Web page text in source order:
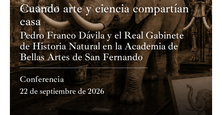
"Remember Enescu" (Rumanía).
Academia
Cuando arte y ciencia compartían
casa
Pedro Franco Dávila y el Real Gabinete
de Historia Natural en la Academia de
Bellas Artes de San Fernando
Conferencia
22 de septiembre de 2026